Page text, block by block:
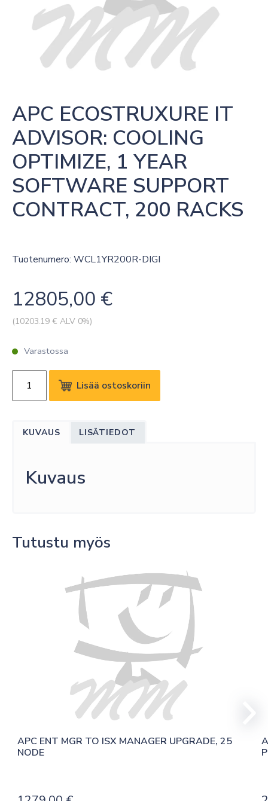
APC ECOSTRUXURE IT
ADVISOR: COOLING
OPTIMIZE, 1 YEAR
SOFTWARE SUPPORT
CONTRACT, 200 RACKS
Tuotenumero: WCL1YR200R-DIGI
12805,00 €
(10203.19 € ALV 0%)
Varastossa
ECOSTRUXURE
COOLING
YEAR
200
Lisää ostoskoriin
KUVAUS LISÄTIEDOT
Kuvaus
Tutustu myös
APC ENT MGR TO ISX MANAGER UPGRADE, 25
NODE